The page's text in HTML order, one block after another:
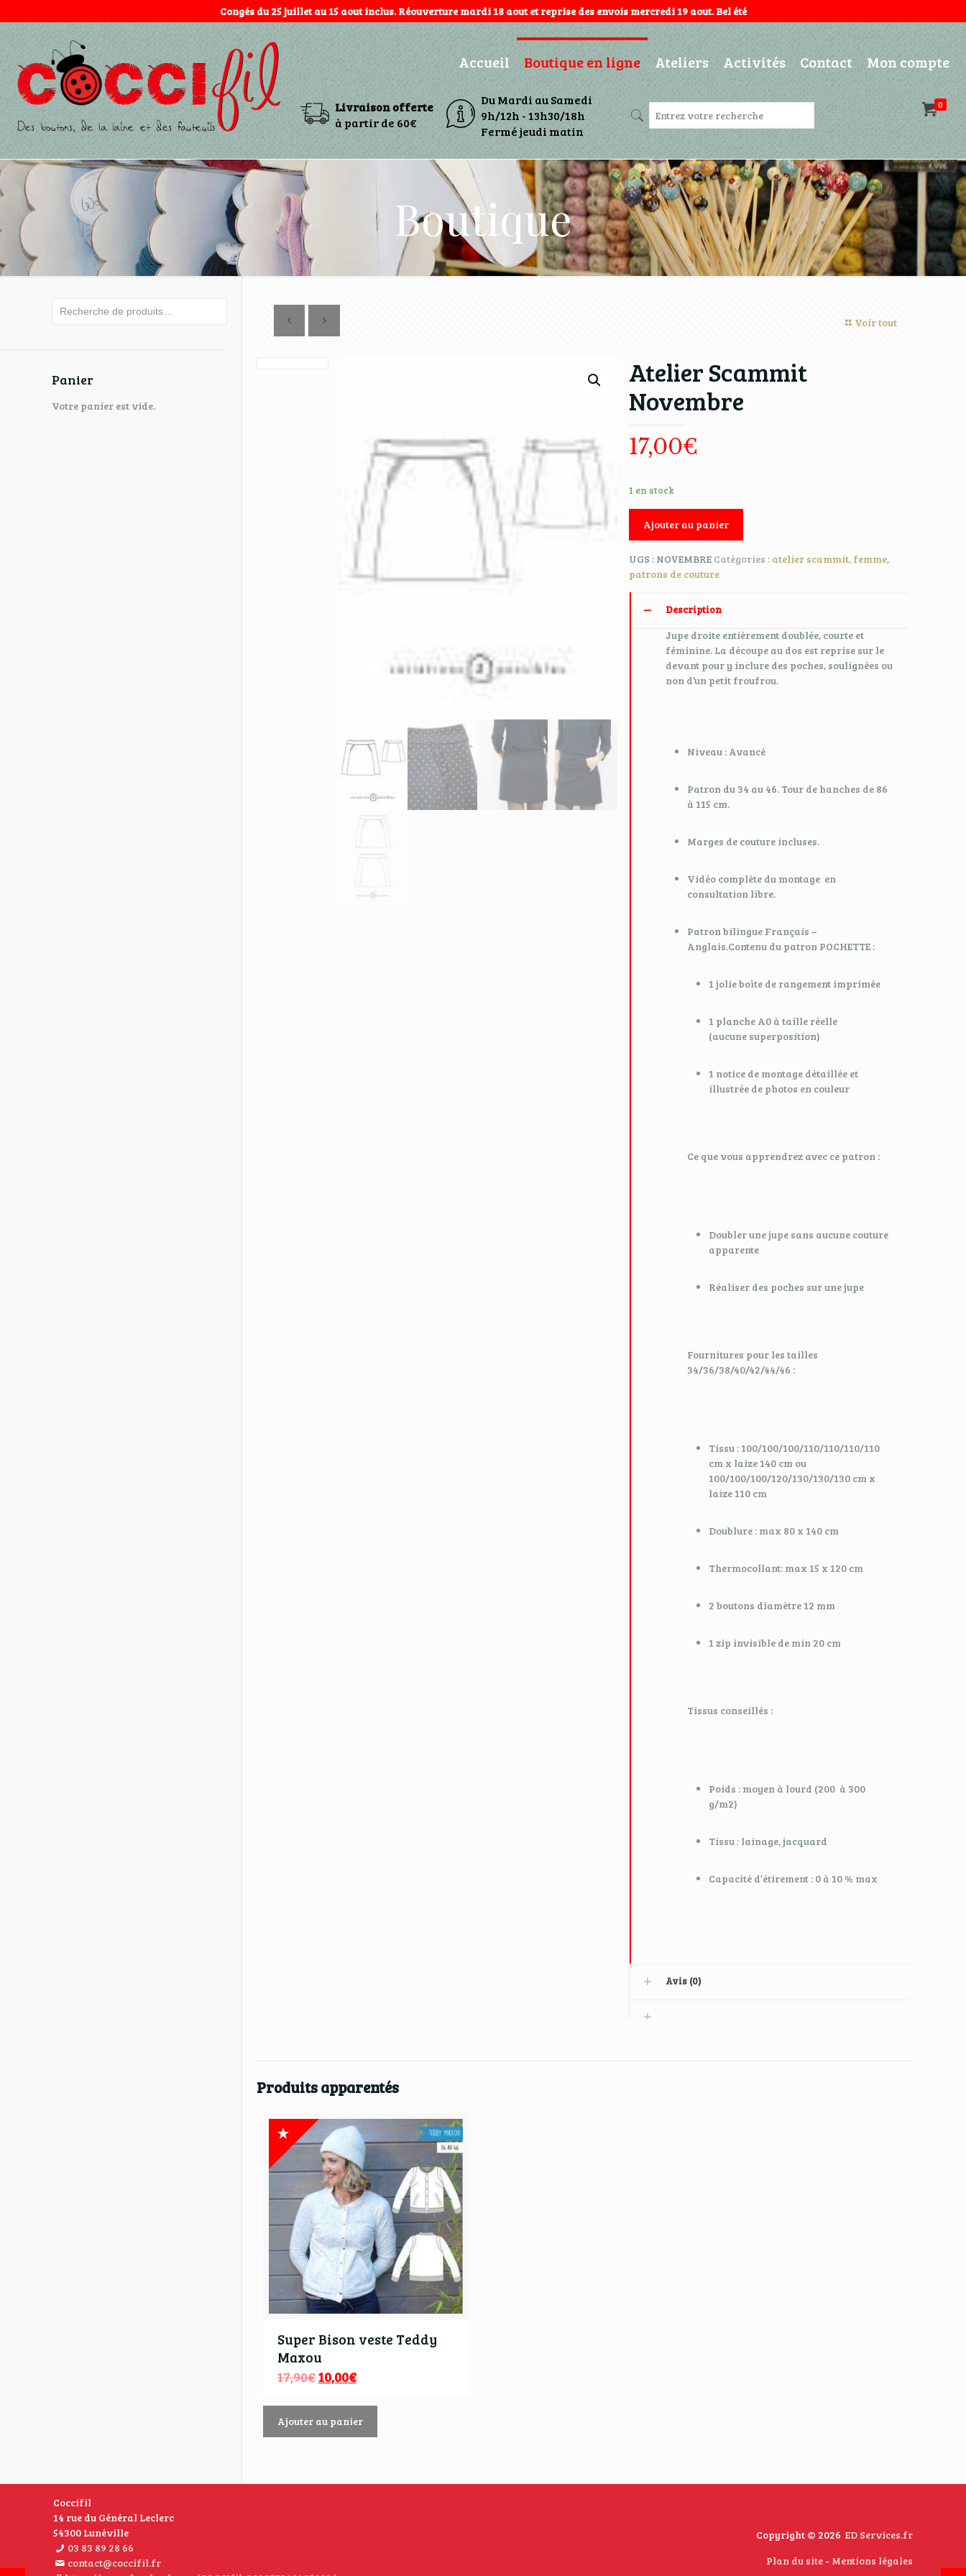
Congés du 25 juillet au 15 aout inclus. Réouverture mardi 18 aout et reprise des envois mercredi 19 aout. Bel été
Accueil Boutique en ligne Ateliers Activités Contact Mon compte
0
Livraison offerte
à partir de 60€
Du Mardi au Samedi
9h/12h - 13h30/18h
Fermé jeudi matin
Boutique
Voir tout
Atelier Scammit
Novembre
17,00€
1 en stock
Ajouter au panier
UGS : NOVEMBRE Catégories : atelier scammit, femme,
patrons de couture
Description
Jupe droite entièrement doublée, courte et
féminine. La découpe au dos est reprise sur le
devant pour y inclure des poches, soulignées ou
non d’un petit froufrou.
Niveau : Avancé
Patron du 34 au 46. Tour de hanches de 86
à 115 cm.
Marges de couture incluses.
Vidéo complète du montage en
consultation libre.
Patron bilingue Français –
Anglais.Contenu du patron POCHETTE :
1 jolie boîte de rangement imprimée
1 planche A0 à taille réelle
(aucune superposition)
1 notice de montage détaillée et
illustrée de photos en couleur
Ce que vous apprendrez avec ce patron :
Doubler une jupe sans aucune couture
apparente
Réaliser des poches sur une jupe
Fournitures pour les tailles
34/36/38/40/42/44/46 :
Tissu : 100/100/100/110/110/110/110
cm x laize 140 cm ou
100/100/100/120/130/130/130 cm x
laize 110 cm
Doublure : max 80 x 140 cm
Thermocollant: max 15 x 120 cm
2 boutons diamètre 12 mm
1 zip invisible de min 20 cm
Tissus conseillés :
Poids : moyen à lourd (200 à 300
g/m2)
Tissu : lainage, jacquard
Capacité d’étirement : 0 à 10 % max
Avis (0)
Produits apparentés
Super Bison veste Teddy
Maxou
17,90€10,00€
Ajouter au panier
Panier
Votre panier est vide.
Coccifil
14 rue du Général Leclerc
54300 Lunéville
03 83 89 28 66
contact@coccifil.fr
Copyright © 2026 ED Services.fr
Plan du site- Mentions légales